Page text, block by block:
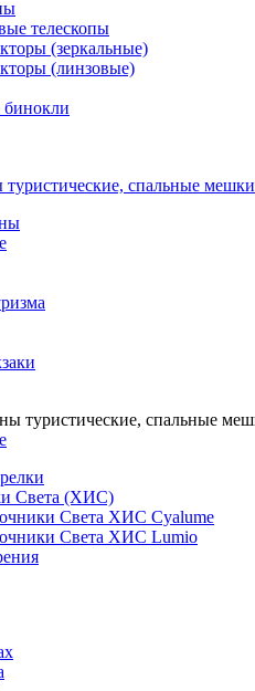
телескопы
(зеркальные)
(линзовые)
спальные мешки
Света (ХИС)
Света ХИС Cyalume
Света ХИС Lumio